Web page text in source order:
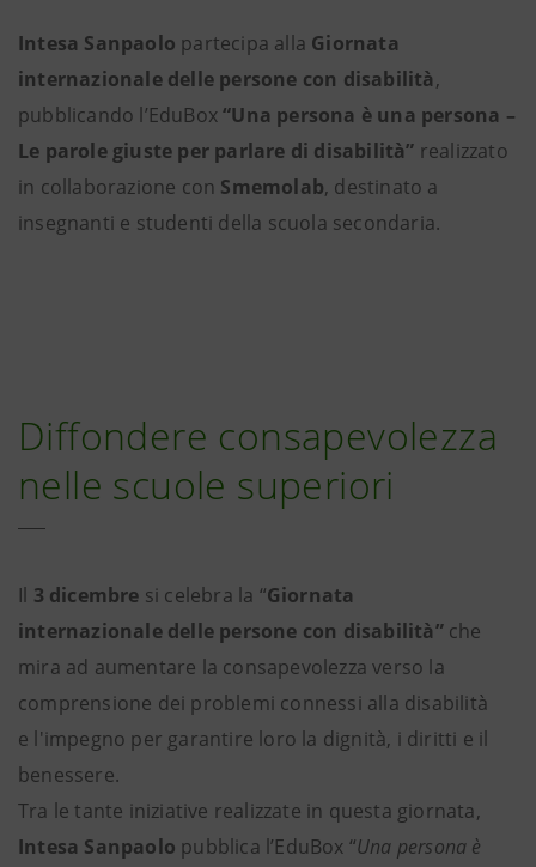
Intesa Sanpaolo partecipa alla Giornata
internazionale delle persone con disabilità,
pubblicando l’EduBox“Una persona è una persona –
Le parole giuste per parlare di disabilità” realizzato
in collaborazione con Smemolab, destinato a
insegnanti e studenti della scuola secondaria.
Diffondere consapevolezza
nelle scuole superiori
Il 3 dicembre si celebra la “Giornata
internazionale delle persone con disabilità” che
mira ad aumentare la consapevolezza verso la
comprensione dei problemi connessi alla disabilità
e l'impegno per garantire loro la dignità, i diritti e il
benessere.
Tra le tante iniziative realizzate in questa giornata,
Intesa Sanpaolo pubblica l’EduBox “Una persona è